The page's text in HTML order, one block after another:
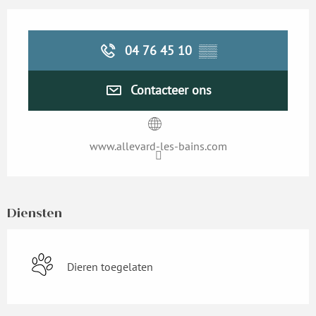
04 76 45 10 ▒▒
Contacteer ons
www.allevard-les-bains.com
Diensten
Dieren toegelaten